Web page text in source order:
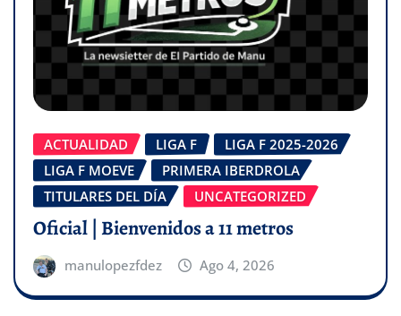
ACTUALIDAD LIGA F
LIGA F 2025-2026
LIGA F MOEVE
PRIMERA IBERDROLA
TITULARES DEL DÍA
UNCATEGORIZED
Oficial | Bienvenidos a 11 metros
manulopezfdez Ago 4, 2026